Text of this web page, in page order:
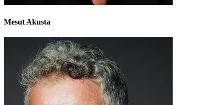
Mesut Akusta